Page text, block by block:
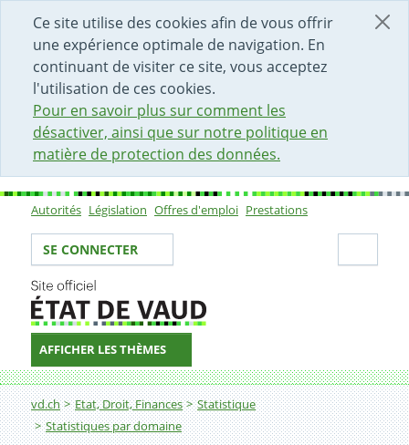
Ce site utilise des cookies afin de vous offrir
une expérience optimale de navigation. En
continuant de visiter ce site, vous acceptez
l'utilisation de ces cookies.
Pour en savoir plus sur comment les
désactiver, ainsi que sur notre politique en
matière de protection des données.
DÉBUT DU CONTENU DE LA PAGE
ACCÈS AU CHAMP DE RECHERCHE
PAGE D'ACCUEIL
FORMULAIRE DE CONTACT
Sous-navigation
Autorités Législation Offres d'emploi Prestations
Votre identité
SE CONNECTER
AFFICHER LES THÈMES
Fil d'Ariane
vd.ch Etat, Droit, Finances
Statistique
Statistiques par domaine
13. Protection sociale